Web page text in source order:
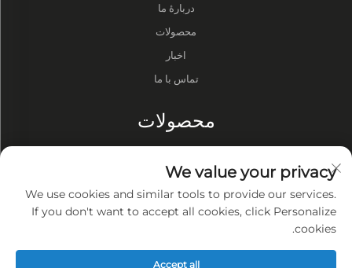
دربارهٔ ما
محصولات
اخبار
تماس با ما
محصولات
پمپ شوکی
کوره‌های خلاء
حریم خصوصی
We value your privacy
We use cookies and similar tools to provide our services.
If you don't want to accept all cookies, click Personalize
cookies.
Accept all